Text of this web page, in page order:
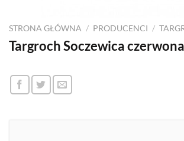
STRONA GŁÓWNA / PRODUCENCI /
Targroch Soczewica